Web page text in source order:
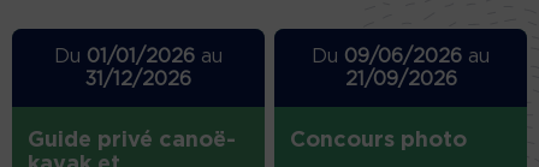
Du 01/01/2026au
31/12/2026
Guide privé canoë-
Du 09/06/2026 au
21/09/2026
Concours photo